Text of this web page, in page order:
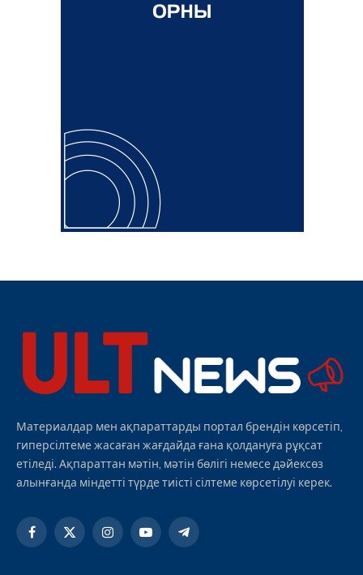
Материалдар мен ақпараттарды портал брендін көрсетіп,
гиперсілтеме жасаған жағдайда ғана қолдануға рұқсат
етіледі. Ақпараттан мәтін, мәтін бөлігі немесе дәйексөз
алынғанда міндетті түрде тиісті сілтеме көрсетілуі керек.
Facebook
X
InstagramYouTubeTelegram